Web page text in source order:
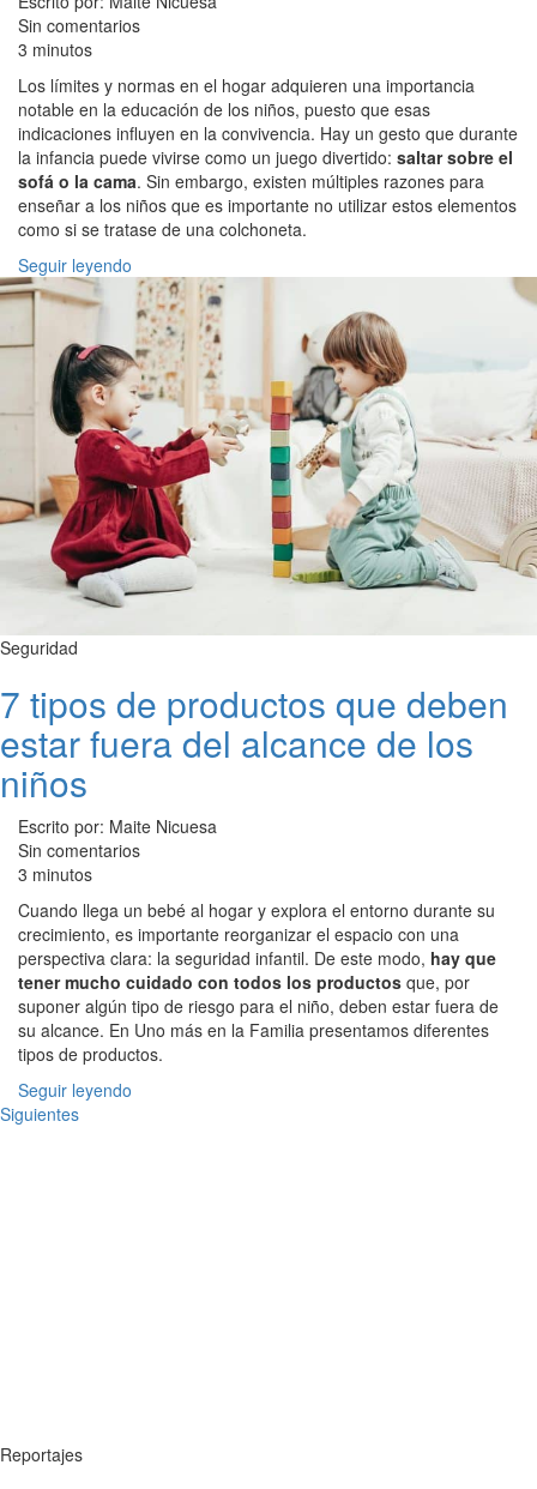
Sin comentarios
3 minutos
Los límites y normas en el hogar adquieren una importancia
notable en la educación de los niños, puesto que esas
indicaciones influyen en la convivencia. Hay un gesto que durante
la infancia puede vivirse como un juego divertido: saltar sobre el
sofá o la cama. Sin embargo, existen múltiples razones para
enseñar a los niños que es importante no utilizar estos elementos
como si se tratase de una colchoneta.
Seguir leyendo
Seguridad
7 tipos de productos que deben
estar fuera del alcance de los
niños
Escrito por: Maite Nicuesa
Sin comentarios
3 minutos
Cuando llega un bebé al hogar y explora el entorno durante su
crecimiento, es importante reorganizar el espacio con una
perspectiva clara: la seguridad infantil. De este modo, hay que
tener mucho cuidado con todos los productos que, por
suponer algún tipo de riesgo para el niño, deben estar fuera de
su alcance. En Uno más en la Familia presentamos diferentes
tipos de productos.
Seguir leyendo
Siguientes
Reportajes